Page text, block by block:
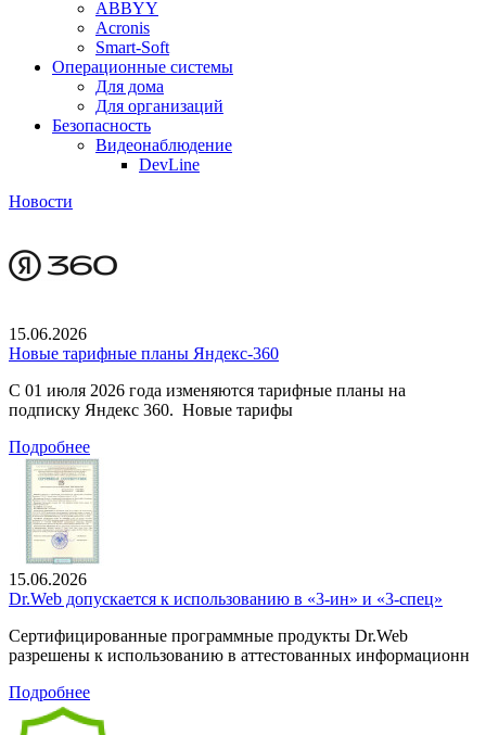
ABBYY
Acronis
Smart-Soft
Операционные системы
Для дома
Для организаций
Безопасность
Видеонаблюдение
DevLine
Новости
15.06.2026
Новые тарифные планы Яндекс-360
С 01 июля 2026 года изменяются тарифные планы на
подписку Яндекс 360. Новые тарифы
Подробнее
15.06.2026
Dr.Web допускается к использованию в «3-ин» и «3-спец»
Сертифицированные программные продукты Dr.Web
разрешены к использованию в аттестованных информационн
Подробнее